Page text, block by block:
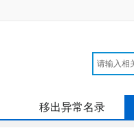
移出异常名录